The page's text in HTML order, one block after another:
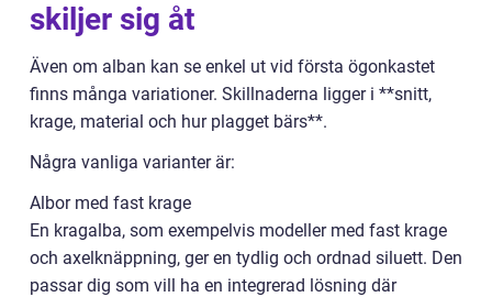
skiljer sig åt
Även om alban kan se enkel ut vid första ögonkastet
finns många variationer. Skillnaderna ligger i **snitt,
krage, material och hur plagget bärs**.
Några vanliga varianter är:
Albor med fast krage
En kragalba, som exempelvis modeller med fast krage
och axelknäppning, ger en tydlig och ordnad siluett. Den
passar dig som vill ha en integrerad lösning där